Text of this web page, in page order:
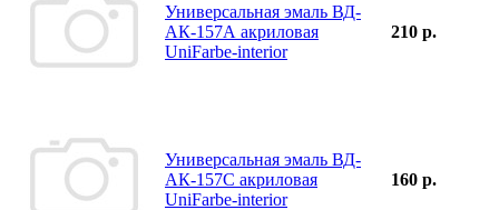
Универсальная эмаль ВД-
АК-157А акриловая
UniFarbe-interior
210 р.
Универсальная эмаль ВД-
АК-157С акриловая
UniFarbe-interior
160 р.